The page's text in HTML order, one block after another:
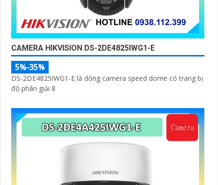
CAMERA HIKVISION DS-2DE4825IWG1-E
5%-35%
DS-2DE4825IWG1-E là dòng camera speed dome có trang bị
độ phân giải 8